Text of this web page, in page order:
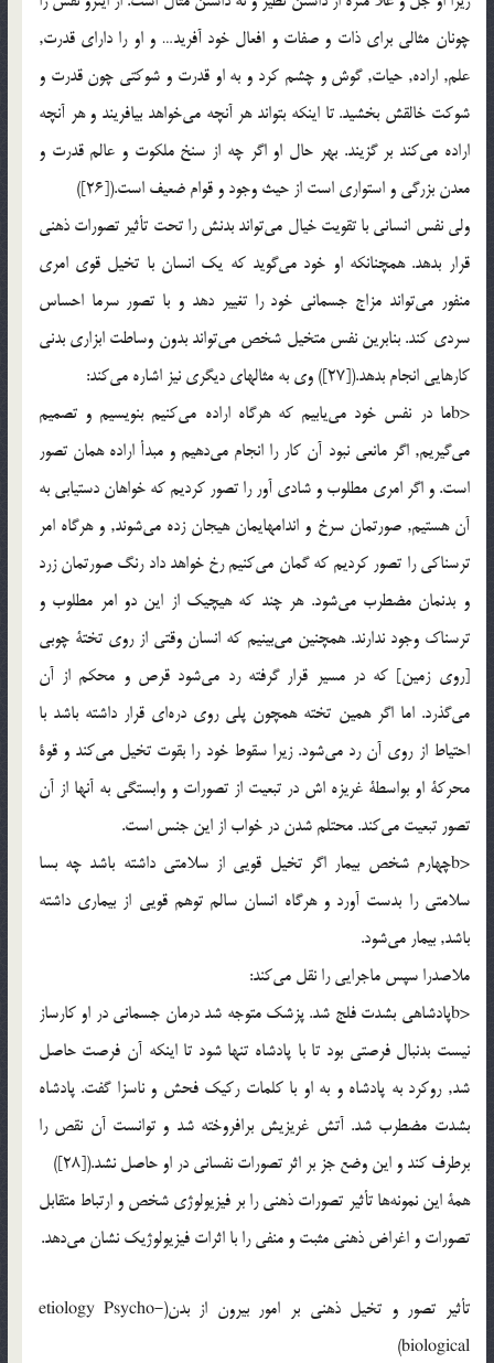
چونان مثالی برای ذات و صفات و افعال خود آفريد… و او را دارای قدرت,
علم, اراده, حيات, گوش و چشم کرد و به او قدرت و شوکتی چون قدرت و
شوکت خالقش بخشيد. تا اينکه بتواند هر آنچه مي‌خواهد بيافريند و هر آنچه
اراده مي‌کند بر گزيند. بهر حال او اگر چه از سنخ ملکوت و عالم قدرت و
معدن بزرگی و استواری است از حيث وجود و قوام ضعيف است.([26])
ولی نفس انسانی با تقويت خيال مي‌تواند بدنش را تحت تأثير تصورات ذهنی
قرار بدهد. همچنانکه او خود مي‌گويد که يک انسان با تخيل قوی امری
منفور مي‌تواند مزاج جسمانی خود را تغيير دهد و با تصور سرما احساس
سردی کند. بنابرين نفس متخيل شخص می‌تواند بدون وساطت ابزاری بدنی
کارهايی انجام بدهد.([27]) وی به مثالهای ديگری نيز اشاره می‌کند:
<bما در نفس خود می‌يابيم که هرگاه اراده می‌کنيم بنويسيم و تصميم
می‌گيريم, اگر مانعی نبود آن کار را انجام می‌دهيم و مبدأ اراده همان تصور
است. و اگر امری مطلوب و شادی آور را تصور کرديم که خواهان دستيابی به
آن هستيم, صورتمان سرخ و اندامهايمان هيجان زده می‌شوند, و هرگاه امر
ترسناکی را تصور کرديم که گمان می‌‌کنيم رخ خواهد داد رنگ صورتمان زرد
و بدنمان مضطرب می‌شود. هر چند که هيچيک از اين دو امر مطلوب و
ترسناک وجود ندارند. همچنين می‌بينيم که انسان وقتی از روی تختة چوبی
[روی زمين] که در مسير قرار گرفته رد می‌شود قرص و محکم از آن
می‌گذرد. اما اگر همين تخته همچون پلی روی دره‌اي قرار داشته باشد با
احتياط از روی آن رد می‌شود. زيرا سقوط خود را بقوت تخيل می‌کند و قوة
محرکة او بواسطة غريزه اش در تبعيت از تصورات و وابستگی به آنها از آن
تصور تبعيت می‌کند. محتلم شدن در خواب از اين جنس است.
<bچهارم شخص بيمار اگر تخيل قويی از سلامتی داشته باشد چه بسا
سلامتی را بدست آورد و هرگاه انسان سالم توهم قويی از بيماری داشته
باشد, بيمار می‌شود.
ملاصدرا سپس ماجرايی را نقل می‌کند:
<bپادشاهی بشدت فلج شد. پزشک متوجه شد درمان جسمانی در او کارساز
نيست بدنبال فرصتی بود تا با پادشاه تنها شود تا اينکه آن فرصت حاصل
شد, روکرد به پادشاه و به او با کلمات رکيک فحش و ناسزا گفت. پادشاه
بشدت مضطرب شد. آتش غريزيش برافروخته شد و توانست آن نقص را
برطرف کند و اين وضع جز بر اثر تصورات نفسانی در او حاصل نشد.([28])
همة اين نمونه‌ها تأثير تصورات ذهنی را بر فيزيولوژی شخص و ارتباط متقابل
تصورات و اغراض ذهنی مثبت و منفی را با اثرات فيزيولوژيک نشان می‌دهد.
تأثير تصور و تخيل ذهنی بر امور بيرون از بدن(etiology Psycho-
biological)